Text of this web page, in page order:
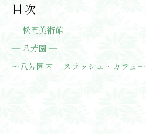
目次
― 松岡美術館 ―
― 八芳園 ―
～八芳園内 スラッシュ・カフェ～